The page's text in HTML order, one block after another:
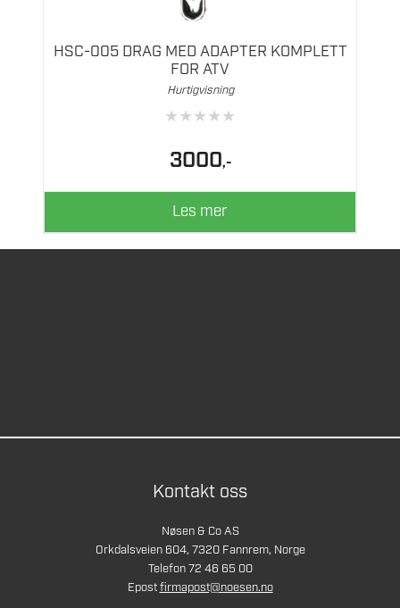
HSC-005 DRAG MED ADAPTER KOMPLETT
FOR ATV
Hurtigvisning
★★★★★
3000,-
Les mer
Kontakt oss
Nøsen & Co AS
Orkdalsveien 604, 7320 Fannrem, Norge
Telefon 72 46 65 00
Epostfirmapost@noesen.no